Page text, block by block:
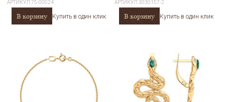
АРТИКУЛ75-00024
В корзину Купить в один клик
АРТИКУЛ 3030157-2
В корзину Купить в один клик